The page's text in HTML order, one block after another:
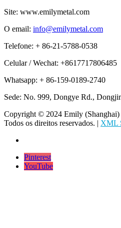
Site: www.emilymetal.com
O email: info@emilymetal.com
Telefone: + 86-21-5788-0538
Celular / Wechat: +8617717806485
Whatsapp: + 86-159-0189-2740
Sede: No. 999, Dongye Rd.,
Copyright © 2024 Emily
Todos os direitos reservados. | XML
Pinterest
YouTube